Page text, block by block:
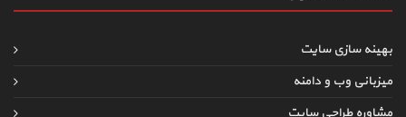
بهینه سازی سایت
میزبانی وب و دامنه
مشاوره طراحی سایت